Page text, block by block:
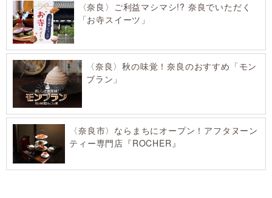
〈奈良〉ご利益マシマシ!? 奈良でいただく
「お寺スイーツ」
〈奈良〉秋の味覚！奈良のおすすめ「モン
ブラン」
〈奈良市〉ならまちにオープン！アフタヌーン
ティー専門店『ROCHER』